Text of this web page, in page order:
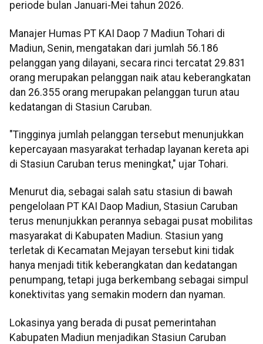
periode bulan Januari-Mei tahun 2026.
Manajer Humas PT KAI Daop 7 Madiun Tohari di
Madiun, Senin, mengatakan dari jumlah 56.186
pelanggan yang dilayani, secara rinci tercatat 29.831
orang merupakan pelanggan naik atau keberangkatan
dan 26.355 orang merupakan pelanggan turun atau
kedatangan di Stasiun Caruban.
"Tingginya jumlah pelanggan tersebut menunjukkan
kepercayaan masyarakat terhadap layanan kereta api
di Stasiun Caruban terus meningkat," ujar Tohari.
Menurut dia, sebagai salah satu stasiun di bawah
pengelolaan PT KAI Daop Madiun, Stasiun Caruban
terus menunjukkan perannya sebagai pusat mobilitas
masyarakat di Kabupaten Madiun. Stasiun yang
terletak di Kecamatan Mejayan tersebut kini tidak
hanya menjadi titik keberangkatan dan kedatangan
penumpang, tetapi juga berkembang sebagai simpul
konektivitas yang semakin modern dan nyaman.
Lokasinya yang berada di pusat pemerintahan
Kabupaten Madiun menjadikan Stasiun Caruban